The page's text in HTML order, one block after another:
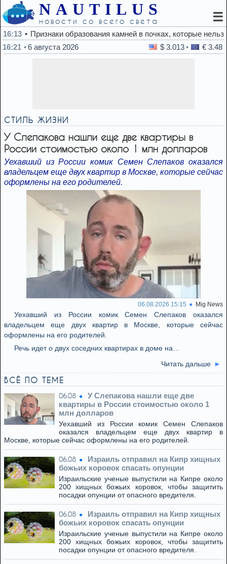
NAUTILUS
новости со всего света ☰
образования камней в почках, которые нельзя
16:21
6 августа 2026 $ 3.013 € 3.48
СТИЛЬ ЖИЗНИ
У Слепакова нашли еще две квартиры в
России стоимостью около 1 млн долларов
Уехавший из России комик Семен Слепаков оказался
владельцем еще двух квартир в Москве, которые сейчас
оформлены на его родителей.
06.08.2026 15:15 Mig News
Уехавший из России комик Семен Слепаков оказался
владельцем еще двух квартир в Москве, которые сейчас
оформлены на его родителей.
Речь идет о двух соседних квартирах в доме на…
Читать дальше
ВСЁ ПО ТЕМЕ
06.08
У Слепакова нашли еще две
квартиры в России стоимостью около 1
млн долларов
Уехавший из России комик Семен Слепаков
оказался владельцем еще двух квартир в
Москве, которые сейчас оформлены на его родителей.
06.08
Израиль отправил на Кипр хищных
божьих коровок спасать опунции
Израильские ученые выпустили на Кипре около
200 хищных божьих коровок, чтобы защитить
посадки опунции от опасного вредителя.
06.08
Израиль отправил на Кипр хищных
божьих коровок спасать опунции
Израильские ученые выпустили на Кипре около
200 хищных божьих коровок, чтобы защитить
посадки опунции от опасного вредителя.